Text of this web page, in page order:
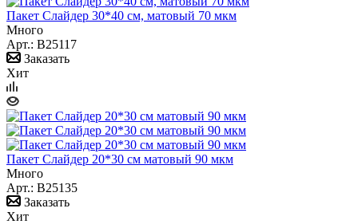
Пакет Слайдер 30*40 см, матовый 70 мкм
Много
Арт.: B25117
Заказать
Хит
Пакет Слайдер 20*30 см матовый 90 мкм
Много
Арт.: B25135
Заказать
Хит